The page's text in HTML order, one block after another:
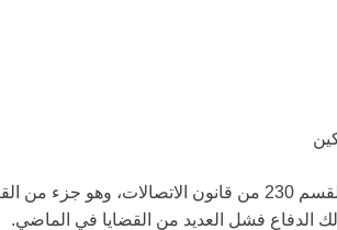
هذا يعني أن شركات التكنولوجيا لا يمكن أن تعتمد على القسم 230 من قانون الاتصالات،
الدفاع فشل العديد من القضايا في الماضي.